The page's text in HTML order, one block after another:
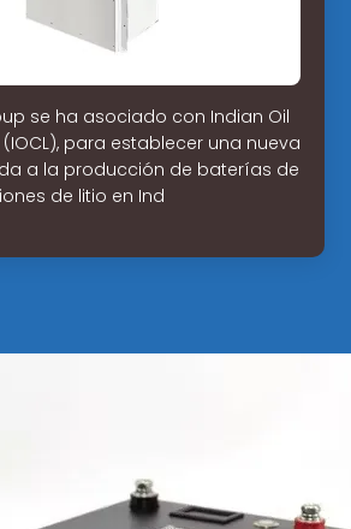
se ha asociado con Indian Oil
para establecer una nueva
a la producción de baterías de
iones de litio en Ind